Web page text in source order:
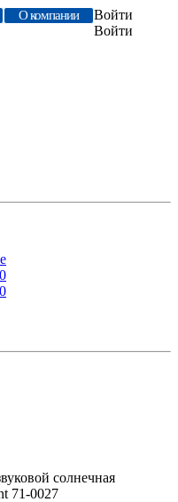
О компании
Войти
Войти
0
0
солнечная
71-0027